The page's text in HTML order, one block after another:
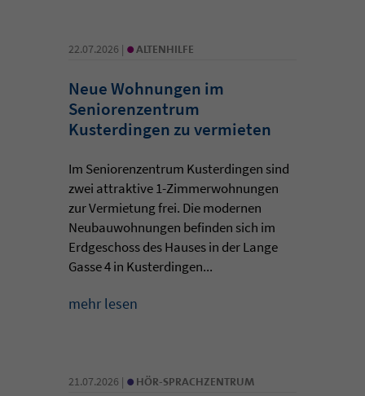
22.07.2026 | • ALTENHILFE
Neue Wohnungen im
Seniorenzentrum
Kusterdingen zu vermieten
Im Seniorenzentrum Kusterdingen sind
zwei attraktive 1-Zimmerwohnungen
zur Vermietung frei. Die modernen
Neubauwohnungen befinden sich im
Erdgeschoss des Hauses in der Lange
Gasse 4 in Kusterdingen...
mehr lesen
21.07.2026 | • HÖR-SPRACHZENTRUM